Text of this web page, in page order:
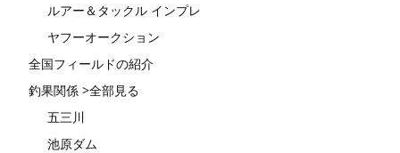
ルアー＆タックル インプレ
ヤフーオークション
全国フィールドの紹介
釣果関係 >全部見る
五三川
池原ダム